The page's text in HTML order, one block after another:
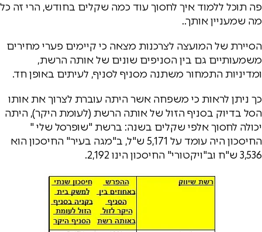
פה תוכל ללמוד איך לחסוך עוד כמה שקלים בחודש, הרי זה כל
מה שמעניין אותך..
הסיירת של המועצה לצרכנות מצאה כי קיימים פערי מחירים
משמעותיים גם בין הסניפים שונים של אותה הרשת,
ומדיניות התמחור משתנה מסניף לסניף, לעיתים באופן חד.
כך ניתן לראות כי משפחה אשר היתה עוברת לצרוך את אותו
הסל בדיוק בסניף הזול של אותה הרשת (לעומת היקר), היתה
יכולה לחסוך אלפי שקלים בשנה: ברשת "שופרסל שלי "
החיסכון היה עומד על 5,171 ש"ל, ב"מגה בעיר" החיסכון הוא
3,536 ש"ח וב"ויקטורי" החיסכון הינו 2,192.